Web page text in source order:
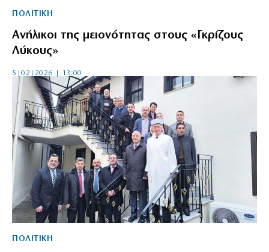
ΠΟΛΙΤΙΚΗ
Ανήλικοι της μειονότητας στους «Γκρίζους
Λύκους»
5|02|2026 | 13:00
ΠΟΛΙΤΙΚΗ